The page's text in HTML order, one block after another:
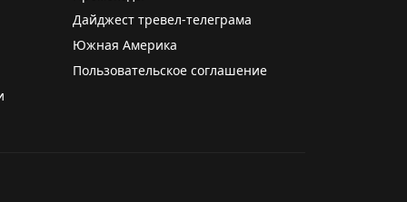
Дайджест тревел-телеграма
Южная Америка
Пользовательское соглашение